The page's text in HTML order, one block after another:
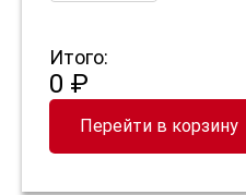
Итого:
0 ₽
Перейти в корзину